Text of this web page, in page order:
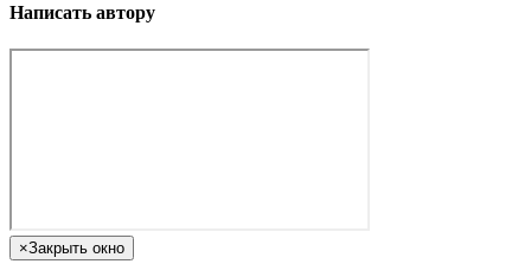
Написать автору
×Закрыть окно